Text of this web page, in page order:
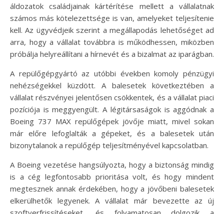
áldozatok családjainak kártérítése mellett a vállalatnak
számos más kötelezettsége is van, amelyeket teljesítenie
kell. Az ügyvédjeik szerint a megállapodás lehetőséget ad
arra, hogy a vállalat továbbra is működhessen, miközben
próbálja helyreállítani a hírnevét és a bizalmat az iparágban.
A repülőgépgyártó az utóbbi években komoly pénzügyi
nehézségekkel küzdött. A balesetek következtében a
vállalat részvényei jelentősen csökkentek, és a vállalat piaci
pozíciója is meggyengült. A légitársaságok is aggódnak a
Boeing 737 MAX repülőgépek jövője miatt, mivel sokan
már előre lefoglalták a gépeket, és a balesetek után
bizonytalanok a repülőgép teljesítményével kapcsolatban.
A Boeing vezetése hangsúlyozta, hogy a biztonság mindig
is a cég legfontosabb prioritása volt, és hogy mindent
megtesznek annak érdekében, hogy a jövőbeni balesetek
elkerülhetők legyenek. A vállalat már bevezette az új